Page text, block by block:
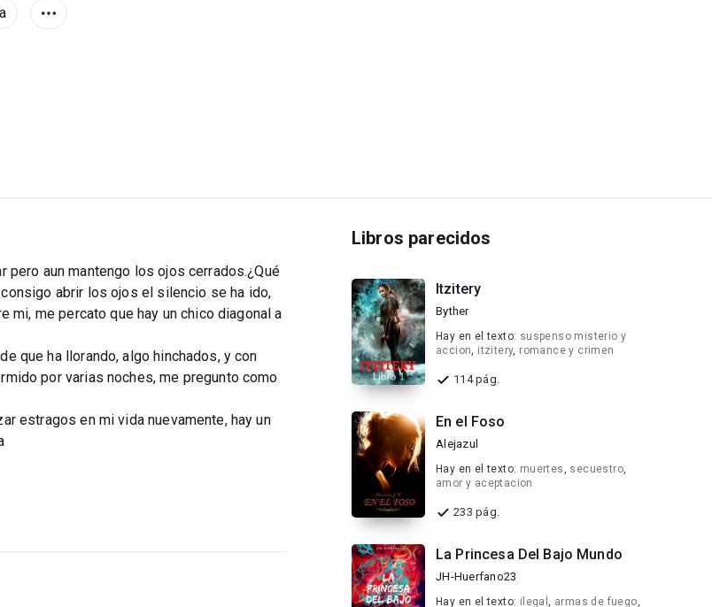
aun mantengo los ojos cerrados.¿Qué
abrir los ojos el silencio se ha ido,
me percato que hay un chico diagonal a
que ha llorando, algo hinchados, y con
por varias noches, me pregunto como
estragos en mi vida nuevamente, hay un
Libros parecidos
Itzitery
Byther
Hay en el texto: suspenso misterio y
accion, itzitery, romance y crimen
114 pág.
En el Foso
Alejazul
Hay en el texto: muertes, secuestro,
amor y aceptacion
233 pág.
La Princesa Del Bajo Mundo
JH-Huerfano23
Hay en el texto: ilegal, armas de fuego,